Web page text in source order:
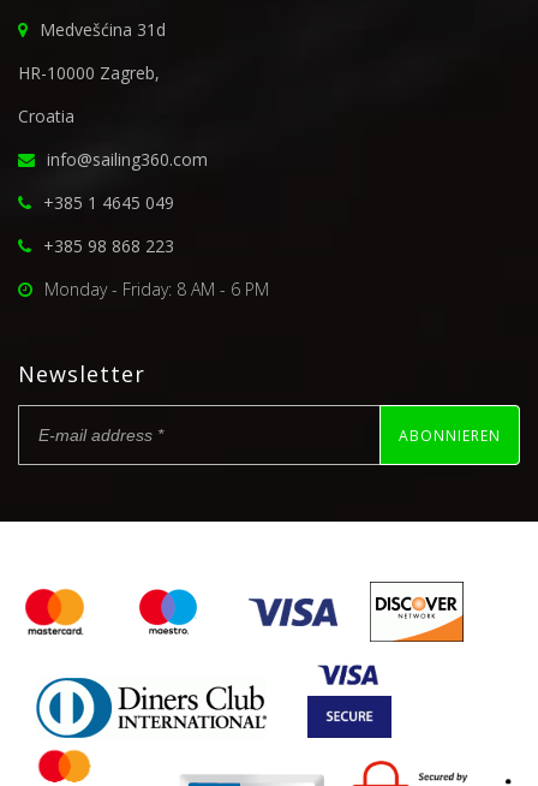
Medvešćina 31d
HR-10000 Zagreb,
Croatia
info@sailing360.com
+385 1 4645 049
+385 98 868 223
Monday - Friday: 8 AM - 6 PM
Newsletter
ABONNIEREN